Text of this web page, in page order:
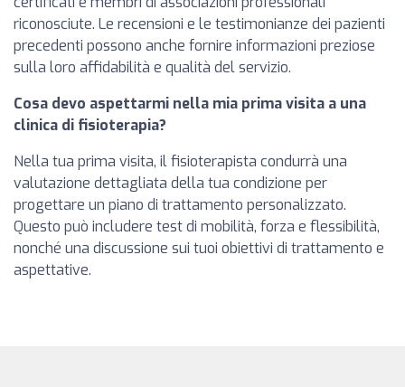
riconosciute. Le recensioni e le testimonianze dei pazienti
precedenti possono anche fornire informazioni preziose
sulla loro affidabilità e qualità del servizio.
Cosa devo aspettarmi nella mia prima visita a una
clinica di fisioterapia?
Nella tua prima visita, il fisioterapista condurrà una
valutazione dettagliata della tua condizione per
progettare un piano di trattamento personalizzato.
Questo può includere test di mobilità, forza e flessibilità,
nonché una discussione sui tuoi obiettivi di trattamento e
aspettative.